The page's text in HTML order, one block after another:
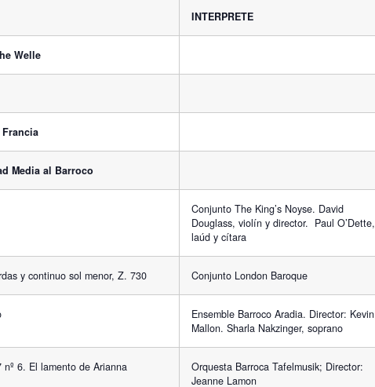
INTERPRETE
Welle
Media al Barroco
Conjunto The King’s Noyse. David
Douglass, violín y director. Paul O’Dette,
laúd y cítara
y continuo sol menor, Z. 730 Conjunto London Baroque
Ensemble Barroco Aradia. Director: Kevin
Mallon. Sharla Nakzinger, soprano
6. El lamento de Arianna
Orquesta Barroca Tafelmusik; Director:
Jeanne Lamon